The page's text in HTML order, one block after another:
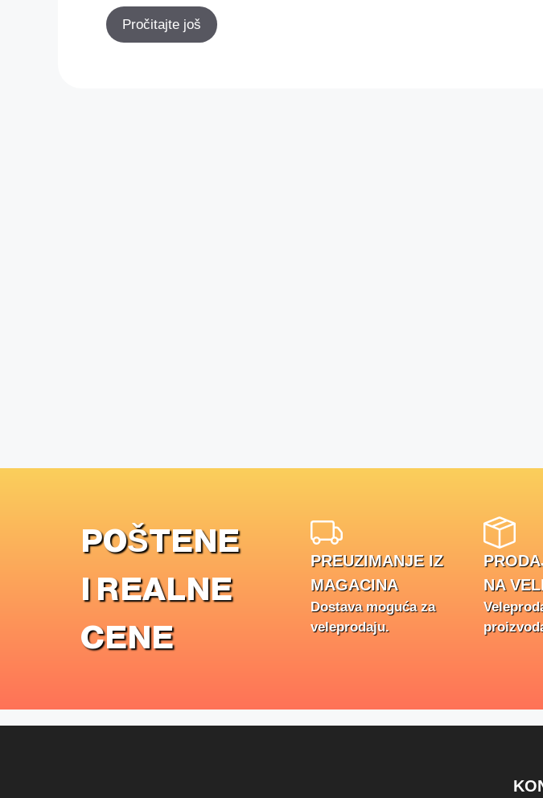
Pročitajte još
POŠTENE
I REALNE
CENE
PREUZIMANJE IZ
MAGACINA
Dostava moguća za
veleprodaju.
NA